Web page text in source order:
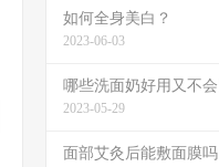
如何全身美白？
2023-06-03
哪些洗面奶好用又不
2023-05-29
面部艾灸后能敷面膜吗